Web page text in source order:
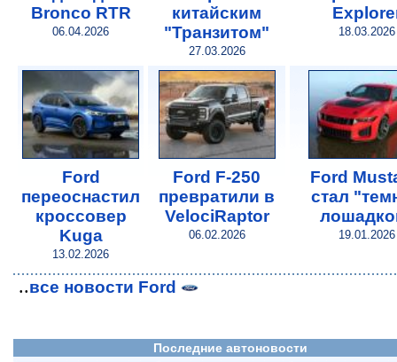
Bronco RTR
06.04.2026
китайским
"Транзитом"
27.03.2026
18.03.2026
Ford
переоснастил
кроссовер
Kuga
13.02.2026
Ford F-250
превратили в
VelociRaptor
06.02.2026
Ford
стал
19.01.2026
..все новости Ford
Последние автоновости